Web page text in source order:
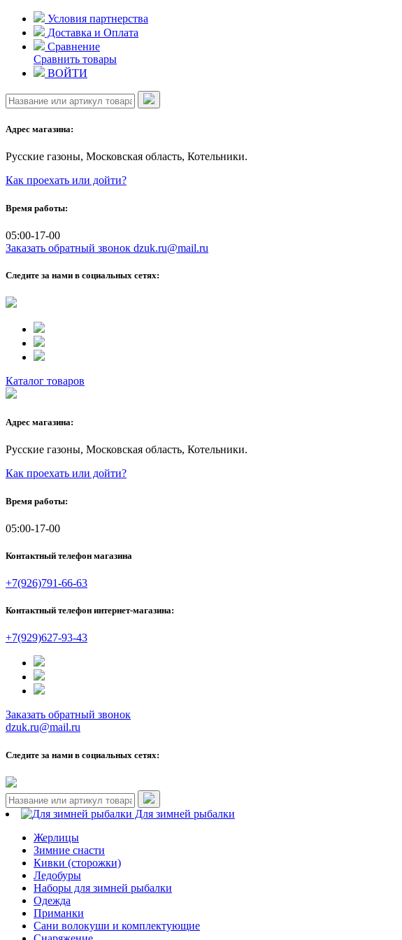
Skip
content
Условия партнерства
Доставка и Оплата
Сравнение
Сравнить товары
ВОЙТИ
Адрес магазина:
Русские газоны, Московская область, Котельники.
Как проехать или дойти?
Время работы:
05:00-17-00
Заказать обратный звонок dzuk.ru@mail.ru
Следите за нами в социальных сетях:
Каталог товаров
Адрес магазина:
Русские газоны, Московская область, Котельники.
Как проехать или дойти?
Время работы:
05:00-17-00
Контактный телефон магазина
+7(926)791-66-63
Контактный телефон интернет-магазина:
+7(929)627-93-43
Заказать обратный звонок
dzuk.ru@mail.ru
Следите за нами в социальных сетях:
Для зимней рыбалки
Жерлицы
Зимние снасти
Кивки (сторожки)
Ледобуры
Наборы для зимней рыбалки
Одежда
Приманки
Сани волокуши и комплектующие